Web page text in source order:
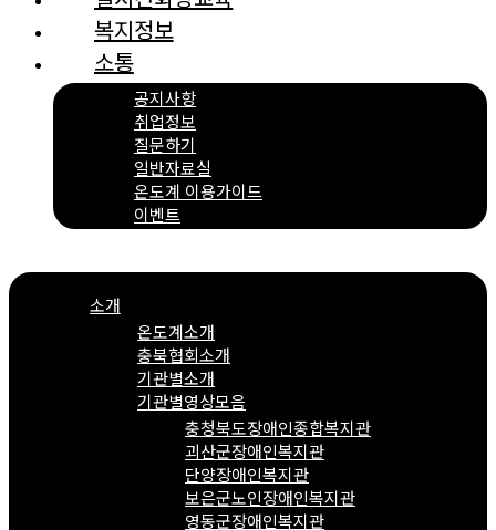
복지정보
소통
공지사항
취업정보
질문하기
일반자료실
온도계 이용가이드
이벤트
소개
온도계소개
충북협회소개
기관별소개
기관별영상모음
충청북도장애인종합복지관
괴산군장애인복지관
단양장애인복지관
보은군노인장애인복지관
영동군장애인복지관